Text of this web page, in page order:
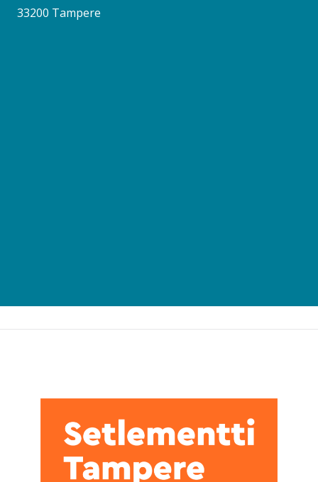
33200 Tampere